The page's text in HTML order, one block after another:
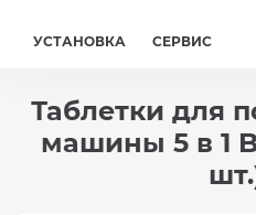
УСТАНОВКА СЕРВИС
Таблетки для
машины 5 в 1